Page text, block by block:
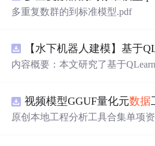
多重复数群的到标准模型.pdf
内容概要：本文研究了基于
探讨了将强化学习算法QLearning
方法，以提升AUV在复杂、时变
视频模型GGUF量化元数据
原创本地工程分析工具合集单项